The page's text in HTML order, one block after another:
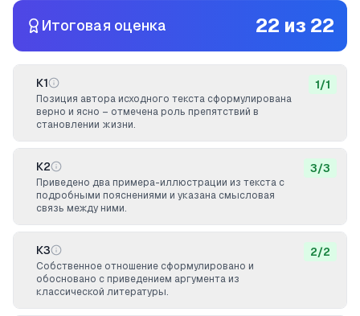
Итоговая оценка 22 из 22
К1
Позиция автора исходного текста сформулирована
верно и ясно – отмечена роль препятствий в
становлении жизни.
1/1
К2
Приведено два примера-иллюстрации из текста с
подробными пояснениями и указана смысловая
связь между ними.
3/3
К3
Собственное отношение сформулировано и
обосновано с приведением аргумента из
классической литературы.
2/2